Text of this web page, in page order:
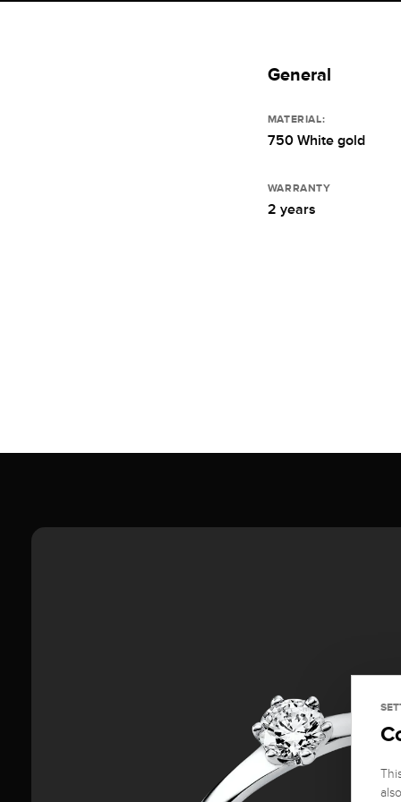
General
MATERIAL:
750 White gold
WARRANTY
2 years